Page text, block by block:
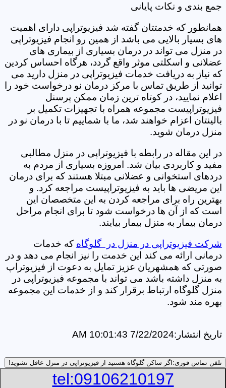
جمع بندی و نکات پایانی
همانطور که خدمتتان گفته شد فیزیوتراپی دارای اهمیت
های بسیار بالایی می باشد از همین رو انجام فیزیوتراپی
در منزل می تواند در درمان بسیاری از بیماری های
عضلانی و اسکلتی موثر واقع گردد، هرگاه احساس کردین
که نیاز به دریافت خدمات فیزیوتراپی در منزل دارید می
توانید از طریق تماس با مرکز درمان نو درخواست خود را
اعلام نمایید، در کوتاه ترین زمان ممکن پرسنل
فیزیوتراپیست مجموعه همراه با تجهیزات تکمیل بر
بالینتان اعزام خواهند شد، ما با شماییم تا با درمان نو در
منزل درمان شوید.
در این مقاله در رابطه با فیزیوتراپی در منزل مطالبی
مفید و کاربردی بیان شد. امروزه بسیاری از مردم به
دردهای استخوانی و عضلانی مبتلا هستند که برای درمان
این مریضی ها باید به فیزیوتراپیست مراجعه کرد. و
بهترین راه برای مراجعه کردن به این متخصصان این
است که از آن ها درخواست شود تا برای انجام مراحل
درمان بیمار به منزل بیمار بیایند.
شرکت فیزیوتراپی در منزل در گلوگاه که خدمات
درمانی ارائه می کند این خدمت را نیز انجام می دهد و در
صورتی که همشهریان عزیز تمایل به دعوت از فیزیوتراپ
به منزل داشته باشد می تواند با مجموعه فیزیوتراپی در
منزل گلوگاه ارتباط برقرار کند و از خدمات این مجموعه
بهره مند شود.
تاریخ انتشار:7/22/2024 10:01:43 AM
تلفن تماس فوری: اگر ساکن گلوگاه هستید از فیزیوتراپی در منزل عافل نشوید!
tel:09106210197